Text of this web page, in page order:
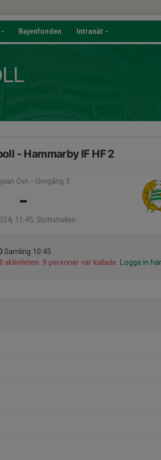
Bajenfonden Intranät
- Hammarby IF HF 2
Öst - Omgång 3
-
11:45, Slottshallen
Samling 10:45
aktiviteten. 9 personer var kallade. Logga in här